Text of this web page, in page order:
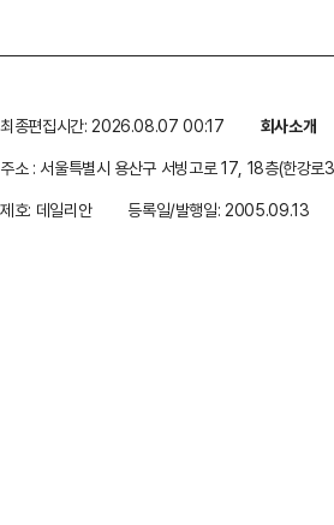
최종편집시간: 2026.08.07 00:17 회사소개
주소 : 서울특별시 용산구 서빙고로 17, 18층(한강로
제호: 데일리안
등록일/발행일: 2005.09.13